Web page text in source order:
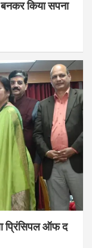
बनकर किया सपना
प्रिंसिपल ऑफ द